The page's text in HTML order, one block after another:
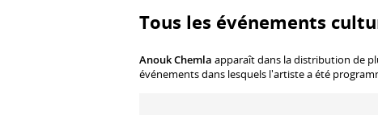
Tous les événements
Anouk Chemla apparaît dans la distribution de
événements dans lesquels l'artiste a été